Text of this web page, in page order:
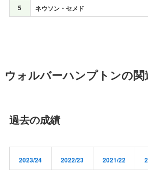
5 ネウソン・セメド
ウォルバーハンプトンの関
過去の成績
2023/24 2022/23 2021/22